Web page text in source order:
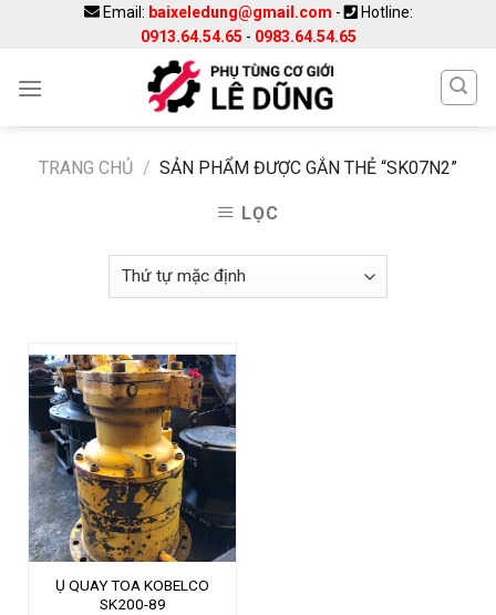
Email: baixeledung@gmail.com -
Hotline:
0913.64.54.65 - 0983.64.54.65
TRANG CHỦ / SẢN PHẨM ĐƯỢC GẮN THẺ “SK07N2”
LỌC
Ụ QUAY TOA KOBELCO
SK200-89